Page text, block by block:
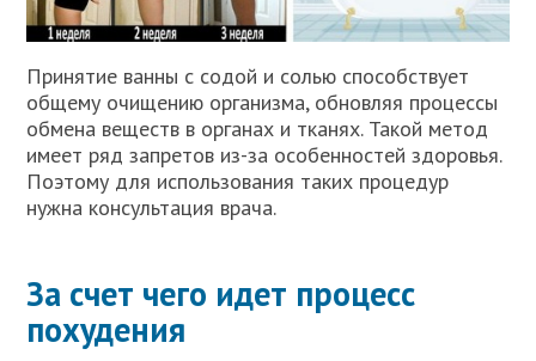
Принятие ванны с содой и солью способствует
общему очищению организма, обновляя процессы
обмена веществ в органах и тканях. Такой метод
имеет ряд запретов из-за особенностей здоровья.
Поэтому для использования таких процедур
нужна консультация врача.
За счет чего идет процесс
похудения